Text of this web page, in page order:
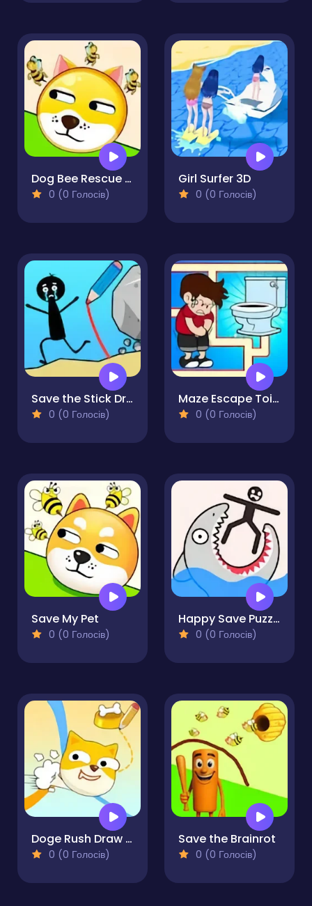
Dog Bee Rescue - Puzzle Game
0 (0 Голосів)
Girl Surfer 3D
0 (0 Голосів)
Save the Stick Draw Line
0 (0 Голосів)
Maze Escape Toilet Rush
0 (0 Голосів)
Save My Pet
0 (0 Голосів)
Happy Save Puzzle
0 (0 Голосів)
Doge Rush Draw Home Puzzle
0 (0 Голосів)
Save the Brainrot
0 (0 Голосів)